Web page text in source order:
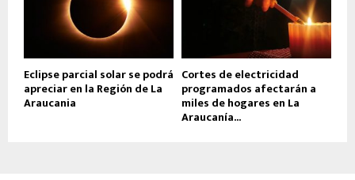
Eclipse parcial solar se podrá
apreciar en la Región de La
Araucania
Cortes de electricidad
programados afectarán a
miles de hogares en La
Araucanía...